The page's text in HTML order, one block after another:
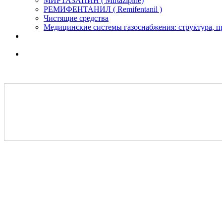
РЕМИФЕНТАНИЛ ( Remifentanil )
Чистящие средства
Медицинские системы газоснабжения: структура,